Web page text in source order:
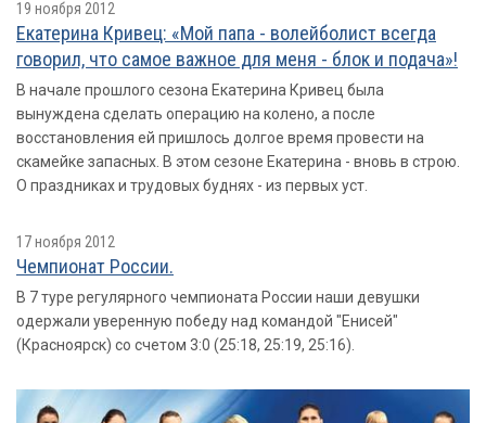
19 ноября 2012
Екатерина Кривец: «Мой папа - волейболист всегда
говорил, что самое важное для меня - блок и подача»!
В начале прошлого сезона Екатерина Кривец была
вынуждена сделать операцию на колено, а после
восстановления ей пришлось долгое время провести на
скамейке запасных. В этом сезоне Екатерина - вновь в строю.
О праздниках и трудовых буднях - из первых уст.
17 ноября 2012
Чемпионат России.
В 7 туре регулярного чемпионата России наши девушки
одержали уверенную победу над командой "Енисей"
(Красноярск) со счетом 3:0 (25:18, 25:19, 25:16).